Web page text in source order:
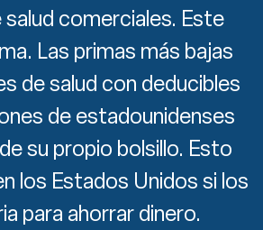
comerciales. Este
Las primas más bajas
de salud con deducibles
de estadounidenses
su propio bolsillo. Esto
los Estados Unidos si los
para ahorrar dinero.